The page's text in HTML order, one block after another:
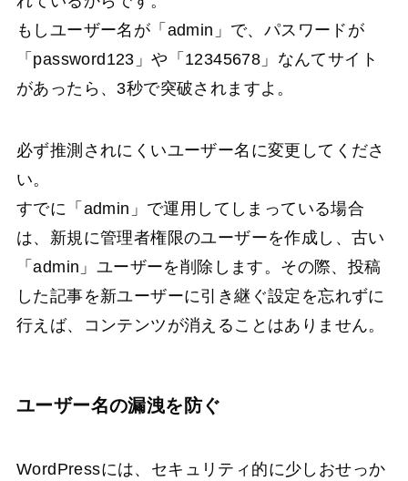
もしユーザー名が「admin」で、パスワードが
「password123」や「12345678」なんてサイト
があったら、3秒で突破されますよ。
必ず推測されにくいユーザー名に変更してくださ
い。
すでに「admin」で運用してしまっている場合
は、新規に管理者権限のユーザーを作成し、古い
「admin」ユーザーを削除します。その際、投稿
した記事を新ユーザーに引き継ぐ設定を忘れずに
行えば、コンテンツが消えることはありません。
ユーザー名の漏洩を防ぐ
WordPressには、セキュリティ的に少しおせっか